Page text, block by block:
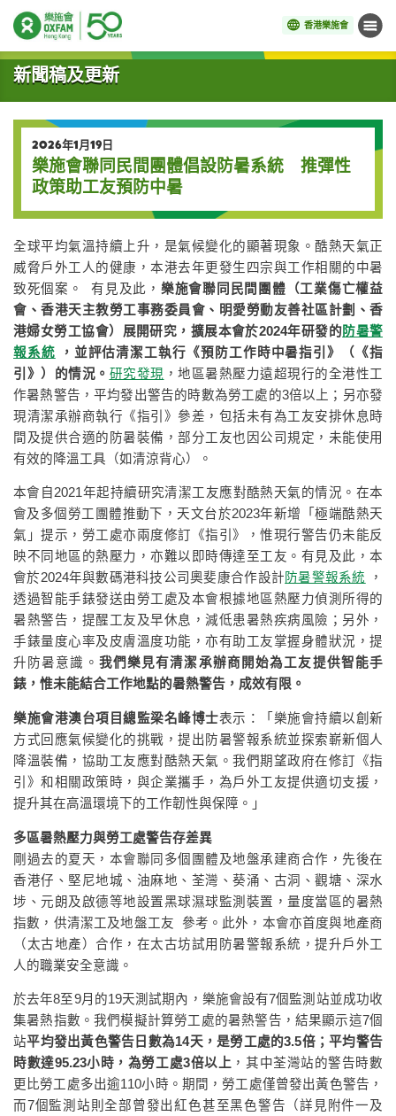
香港樂施會 目錄
開始主要內容
新聞稿及更新
2026年1月19日
樂施會聯同民間團體倡設防暑系統 推彈性
政策助工友預防中暑
全球平均氣溫持續上升，是氣候變化的顯著現象。酷熱天氣正
威脅戶外工人的健康，本港去年更發生四宗與工作相關的中暑
致死個案。 有見及此， 樂施會聯同民間團體（工業傷亡權益
會、香港天主教勞工事務委員會、明愛勞動友善社區計劃、香
港婦女勞工協會）展開研究，擴展本會於2024年研發的防暑警
報系統 ，並評估清潔工執行《預防工作時中暑指引》（《指
引》）的情況。 研究發現 ，地區暑熱壓力遠超現行的全港性工
作暑熱警告，平均發出警告的時數為勞工處的3倍以上；另亦發
現清潔承辦商執行《指引》參差，包括未有為工友安排休息時
間及提供合適的防暑裝備，部分工友也因公司規定，未能使用
有效的降溫工具（如清涼背心）。
本會自2021年起持續研究清潔工友應對酷熱天氣的情況。在本
會及多個勞工團體推動下，天文台於2023年新增「極端酷熱天
氣」提示，勞工處亦兩度修訂《指引》，惟現行警告仍未能反
映不同地區的熱壓力，亦難以即時傳達至工友。有見及此，本
會於2024年與數碼港科技公司奧斐康合作設計 防暑警報系統
，
透過智能手錶發送由勞工處及本會根據地區熱壓力偵測所得的
暑熱警告，提醒工友及早休息，減低患暑熱疾病風險；另外，
手錶量度心率及皮膚溫度功能，亦有助工友掌握身體狀況，提
升防暑意識。 我們樂見有清潔承辦商開始為工友提供智能手
錶，惟未能結合工作地點的暑熱警告，成效有限。
樂施會港澳台項目總監梁名峰博士表示：「樂施會持續以創新
方式回應氣候變化的挑戰，提出防暑警報系統並探索嶄新個人
降溫裝備，協助工友應對酷熱天氣。我們期望政府在修訂《指
引》和相關政策時，與企業攜手，為戶外工友提供適切支援，
提升其在高溫環境下的工作韌性與保障。」
多區暑熱壓力與勞工處警告存差異
剛過去的夏天，本會聯同多個團體及地盤承建商合作，先後在
香港仔、堅尼地城、油麻地、荃灣、葵涌、古洞、觀塘、深水
埗、元朗及啟德等地設置黑球濕球監測裝置，量度當區的暑熱
指數，供清潔工及地盤工友 參考。此外，本會亦首度與地產商
（太古地產）合作，在太古坊試用防暑警報系統，提升戶外工
人的職業安全意識。
於去年8至9月的19天測試期內，樂施會設有7個監測站並成功收
集暑熱指數。我們模擬計算勞工處的暑熱警告，結果顯示這7個
站平均發出黃色警告日數為14天，是勞工處的3.5倍；平均警告
時數達95.23小時，為勞工處3倍以上 ，其中荃灣站的警告時數
更比勞工處多出逾110小時。期間，勞工處僅曾發出黃色警告，
而7個監測站則全部曾發出紅色甚至黑色警告（詳見附件一及